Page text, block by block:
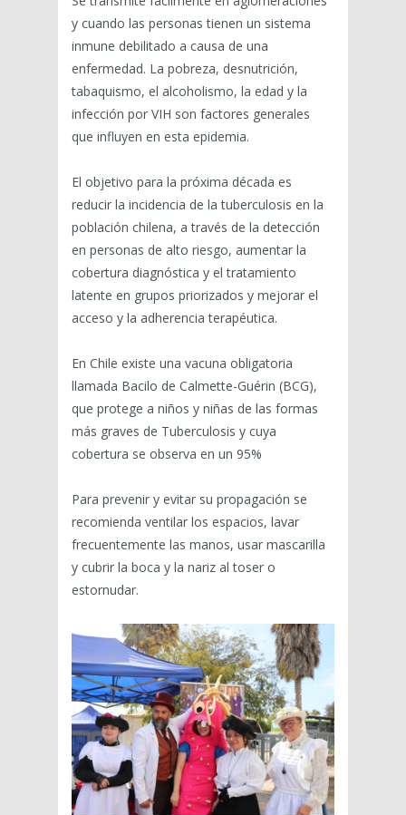
y cuando las personas tienen un sistema
inmune debilitado a causa de una
enfermedad. La pobreza, desnutrición,
tabaquismo, el alcoholismo, la edad y la
infección por VIH son factores generales
que influyen en esta epidemia.
El objetivo para la próxima década es
reducir la incidencia de la tuberculosis en la
población chilena, a través de la detección
en personas de alto riesgo, aumentar la
cobertura diagnóstica y el tratamiento
latente en grupos priorizados y mejorar el
acceso y la adherencia terapéutica.
En Chile existe una vacuna obligatoria
llamada Bacilo de Calmette-Guérin (BCG),
que protege a niños y niñas de las formas
más graves de Tuberculosis y cuya
cobertura se observa en un 95%
Para prevenir y evitar su propagación se
recomienda ventilar los espacios, lavar
frecuentemente las manos, usar mascarilla
y cubrir la boca y la nariz al toser o
estornudar.